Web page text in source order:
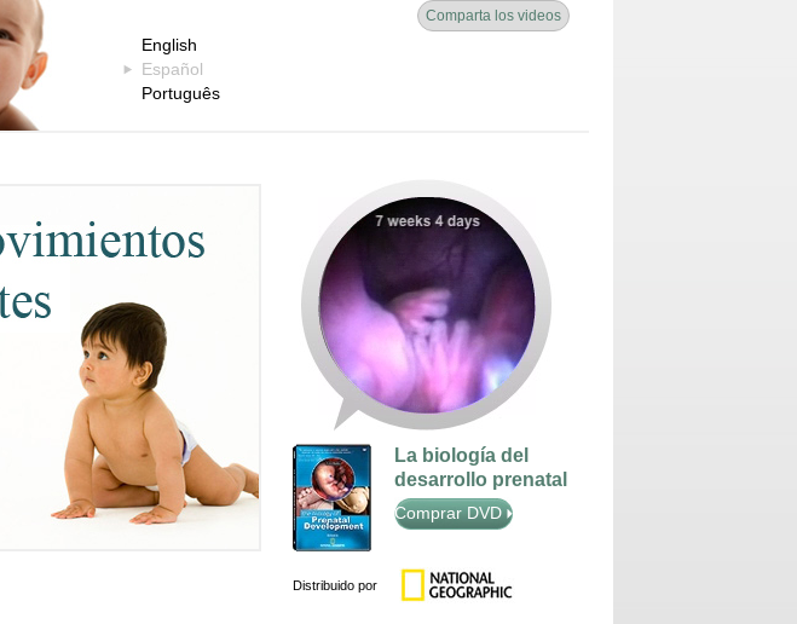
English
Español
Português
Comparta los videos
La biología del
desarrollo prenatal
Comprar DVD
Distribuido por